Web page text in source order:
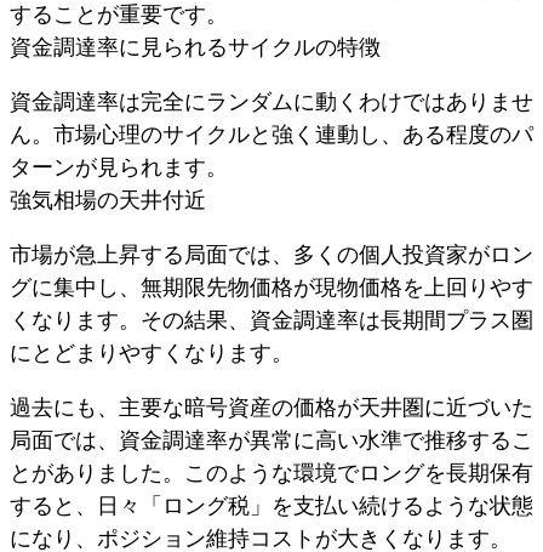
することが重要です。
資金調達率に見られるサイクルの特徴
資金調達率は完全にランダムに動くわけではありませ
ん。市場心理のサイクルと強く連動し、ある程度のパ
ターンが見られます。
強気相場の天井付近
市場が急上昇する局面では、多くの個人投資家がロン
グに集中し、無期限先物価格が現物価格を上回りやす
くなります。その結果、資金調達率は長期間プラス圏
にとどまりやすくなります。
過去にも、主要な暗号資産の価格が天井圏に近づいた
局面では、資金調達率が異常に高い水準で推移するこ
とがありました。このような環境でロングを長期保有
すると、日々「ロング税」を支払い続けるような状態
になり、ポジション維持コストが大きくなります。